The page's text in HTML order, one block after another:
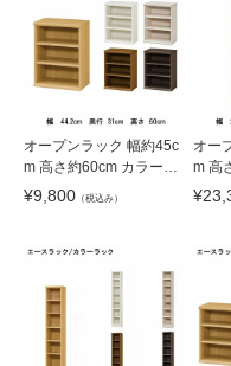
オープンラック 幅約45c
m 高さ約60cm カラーラ
ック
¥9,800 （税込み）
オー
m 高
ック
¥